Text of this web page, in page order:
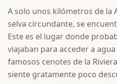
A solo unos kilómetros de la
selva circundante, se
Este es el lugar donde
viajaban para acceder a
famosos cenotes de la
siente gratamente poco